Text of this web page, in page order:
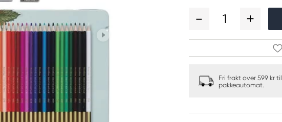
1
Fri frakt over 599 kr til
pakkeautomat.